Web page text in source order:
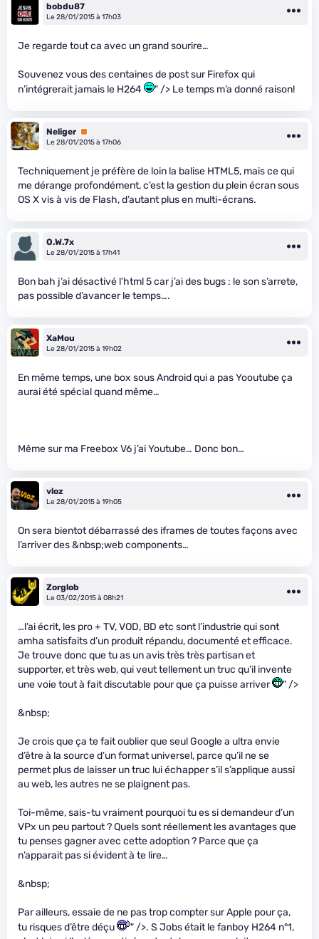
bobdu87
Le 28/01/2015 à 17h03
Je regarde tout ca avec un grand sourire…
Souvenez vous des centaines de post sur Firefox qui
n’intégrerait jamais le H264
" /> Le temps m’a donné raison!
Neliger Premium
Le 28/01/2015 à 17h06
Techniquement je préfère de loin la balise HTML5, mais ce qui
me dérange profondément, c’est la gestion du plein écran sous
OS X vis à vis de Flash, d’autant plus en multi-écrans.
O.W.7x
Le 28/01/2015 à 17h41
Bon bah j’ai désactivé l’html 5 car j’ai des bugs : le son s’arrete,
pas possible d’avancer le temps….
XaMou
Le 28/01/2015 à 19h02
En même temps, une box sous Android qui a pas Yooutube ça
aurai été spécial quand même…
Même sur ma Freebox V6 j’ai Youtube… Donc bon…
vloz
Le 28/01/2015 à 19h05
On sera bientot débarrassé des iframes de toutes façons avec
l’arriver des &nbsp;web components…
Zorglob
Le 03/02/2015 à 08h21
…l’ai écrit, les pro + TV, VOD, BD etc sont l’industrie qui sont
amha satisfaits d’un produit répandu, documenté et efficace.
Je trouve donc que tu as un avis très très partisan et
supporter, et très web, qui veut tellement un truc qu’il invente
une voie tout à fait discutable pour que ça puisse arriver
" />
&nbsp;
Je crois que ça te fait oublier que seul Google a ultra envie
d’être à la source d’un format universel, parce qu’il ne se
permet plus de laisser un truc lui échapper s’il s’applique aussi
au web, les autres ne se plaignent pas.
Toi-même, sais-tu vraiment pourquoi tu es si demandeur d’un
VPx un peu partout ? Quels sont réellement les avantages que
tu penses gagner avec cette adoption ? Parce que ça
n’apparait pas si évident à te lire…
&nbsp;
Par ailleurs, essaie de ne pas trop compter sur Apple pour ça,
tu risques d’être déçu
" />. S Jobs était le fanboy H264 n°1,